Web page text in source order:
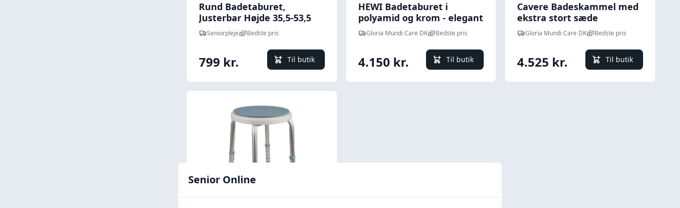
Rund Badetaburet,
Justerbar Højde 35,5-53,5
cmSeniorpleje Bedste pris
799 kr. Til butik
HEWI Badetaburet i
polyamid og krom - elegant
og enkelt design
Gloria Mundi Care DK Bedste pris
4.150 kr. Til butik
Cavere Badeskammel med
ekstra stort sæde
(badetaburet)
Gloria Mundi Care DK Bedste pris
4.525 kr. Til butik
Senior Online